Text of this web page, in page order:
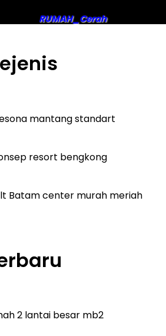
RUMAH_Cerah
mantang standart
resort bengkong
lt Batam center murah meriah
2 lantai besar mb2